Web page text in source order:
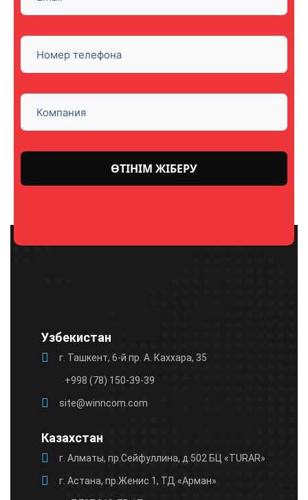
this
Узбекистан
г. Ташкент, 6-й пр. А. Каххара, 35
+998 (78) 150-39-39
site@winncom.com
Казахстан
г. Алматы, пр.Сейфуллина, д.502 БЦ «TURAR»
г. Астана, пр.Женис 1, ТД «Арман»